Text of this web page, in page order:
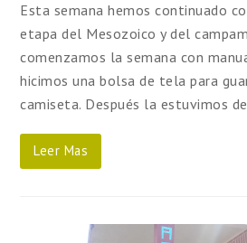
Esta semana hemos continuado
etapa del Mesozoico y del
comenzamos la semana con
hicimos una bolsa de tela para
camiseta. Después la estuvimos
Leer Mas